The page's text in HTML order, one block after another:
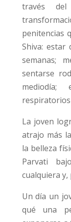
través
penitencias
Shiva:
semanas;
sentarse
mediodía;
La joven
atrajo más
la belleza
Parvati
cualquiera
Un día un
qué una